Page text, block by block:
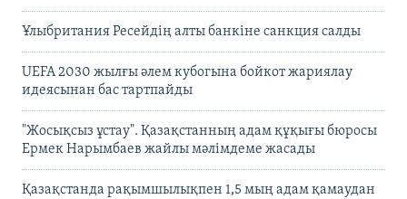
Ұлыбритания Ресейдің алты банкіне санкция салды
UEFA 2030 жылғы әлем кубогына бойкот жариялау
идеясынан бас тартпайды
"Жосықсыз ұстау". Қазақстанның адам құқығы бюросы
Ермек Нарымбаев жайлы мәлімдеме жасады
Қазақстанда рақымшылықпен 1,5 мың адам қамаудан